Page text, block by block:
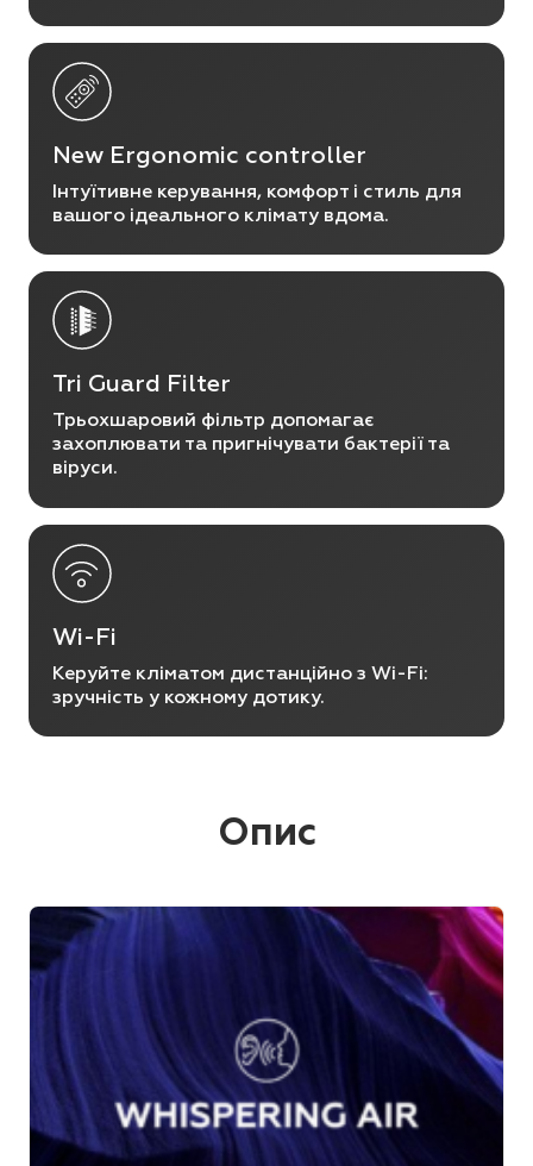
New Ergonomic controller
Інтуїтивне керування, комфорт і стиль для
вашого ідеального клімату вдома.
Tri Guard Filter
Трьохшаровий фільтр допомагає
захоплювати та пригнічувати бактерії та
віруси.
Wi-Fi
Керуйте кліматом дистанційно з Wi-Fi:
зручність у кожному дотику.
Опис